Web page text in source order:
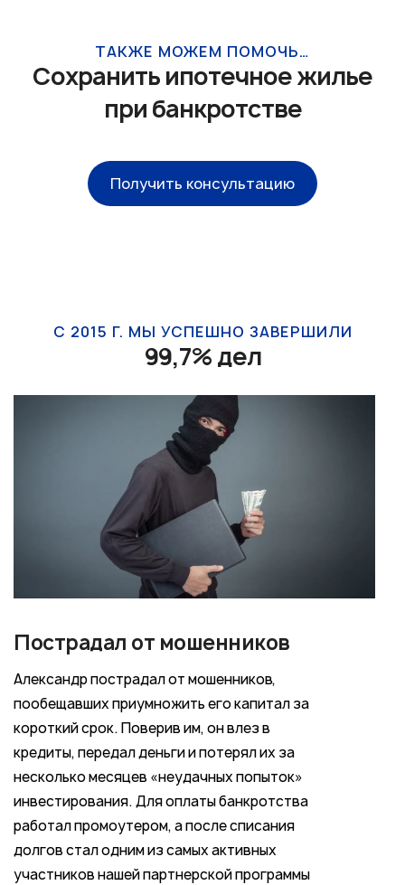
ТАКЖЕ МОЖЕМ ПОМОЧЬ…
Сохранить ипотечное жилье
при банкротстве
Получить консультацию
С 2015 Г. МЫ УСПЕШНО ЗАВЕРШИЛИ
99,7% дел
Пострадал от мошенников
Александр пострадал от мошенников,
пообещавших приумножить его капитал за
короткий срок. Поверив им, он влез в
кредиты, передал деньги и потерял их за
несколько месяцев «неудачных попыток»
инвестирования. Для оплаты банкротства
работал промоутером, а после списания
долгов стал одним из самых активных
участников нашей партнерской программы